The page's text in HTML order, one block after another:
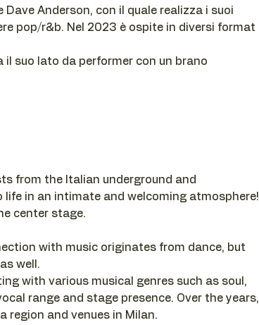
Anderson, con il quale realizza i suoi
pop/r&b. Nel 2023 è ospite in diversi format
il suo lato da performer con un brano
from the Italian underground and
life in an intimate and welcoming atmosphere!
center stage.
with music originates from dance, but
well.
with various musical genres such as soul,
range and stage presence. Over the years,
region and venues in Milan.